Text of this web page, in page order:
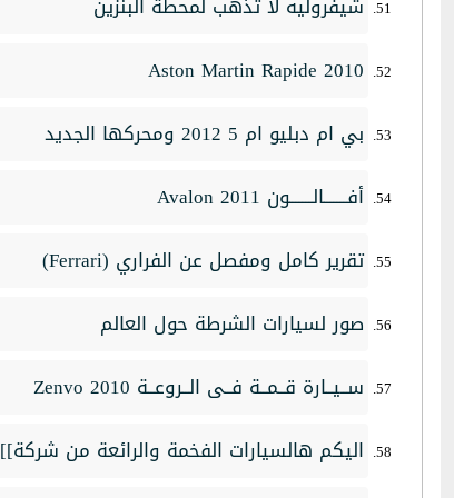
2010 Aston Martin Rapide
بي ام دبليو ام 5 2012 ومحركها الجديد
أفـــــــالـــــــون 2011 Avalon
تقرير كامل ومفصل عن الفراري (Ferrari)
صور لسيارات الشرطة حول العالم
ســيــارة قــمــة فــى الــروعــة Zenvo 2010
اليكم هالسيارات الفخمة والرائعة من شركة]] hummer ]] ما رأيكم